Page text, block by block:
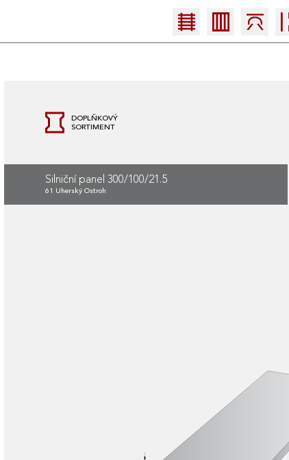
DOPLŇKOVÝ
SORTIMENT
Silniční panel 300/100/21.5
61 Uherský Ostroh